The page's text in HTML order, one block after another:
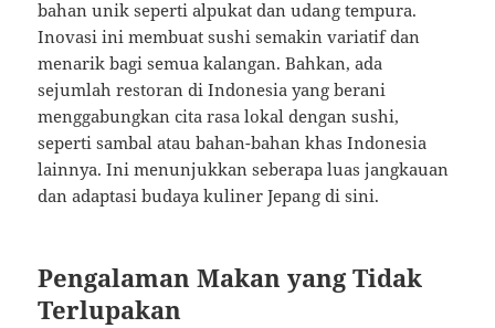
bahan unik seperti alpukat dan udang tempura.
Inovasi ini membuat sushi semakin variatif dan
menarik bagi semua kalangan. Bahkan, ada
sejumlah restoran di Indonesia yang berani
menggabungkan cita rasa lokal dengan sushi,
seperti sambal atau bahan-bahan khas Indonesia
lainnya. Ini menunjukkan seberapa luas jangkauan
dan adaptasi budaya kuliner Jepang di sini.
Pengalaman Makan yang Tidak
Terlupakan